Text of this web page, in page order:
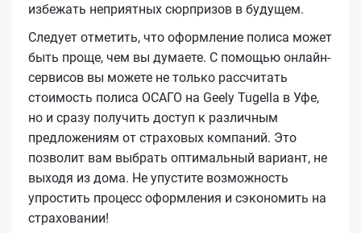
избежать неприятных сюрпризов в будущем.
Следует отметить, что оформление полиса может
быть проще, чем вы думаете. С помощью онлайн-
сервисов вы можете не только рассчитать
стоимость полиса ОСАГО на Geely Tugella в Уфе,
но и сразу получить доступ к различным
предложениям от страховых компаний. Это
позволит вам выбрать оптимальный вариант, не
выходя из дома. Не упустите возможность
упростить процесс оформления и сэкономить на
страховании!